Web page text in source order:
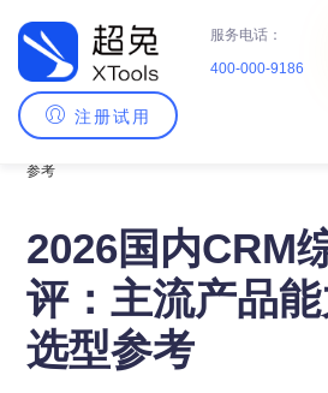
服务电话：
400-000-9186
注册试用
主页>CRM百科> 2026国内CRM综合实力测
参考
2026国内CRM
评：主流产品
选型参考